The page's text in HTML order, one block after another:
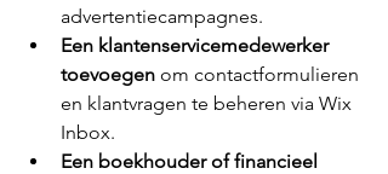
advertentiecampagnes.
Een klantenservicemedewerker
toevoegen om contactformulieren
en klantvragen te beheren via Wix
Inbox.
Een boekhouder of financieel